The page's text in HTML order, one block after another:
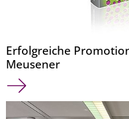
Erfolgreiche
Meusener